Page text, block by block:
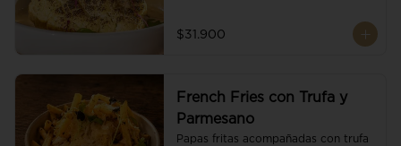
$31.900
French Fries con Trufa y
Parmesano
Papas fritas acompañadas con trufa